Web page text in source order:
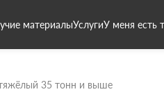
материалыУслугиУ меня есть
35 тонн и выше